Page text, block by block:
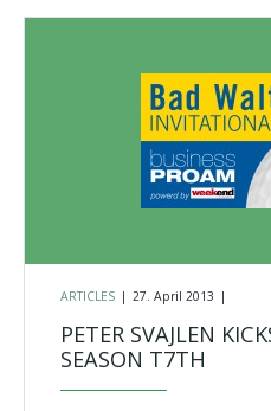
ARTICLES | 27. April 2013 |
PETER SVAJLEN
SEASON T7TH